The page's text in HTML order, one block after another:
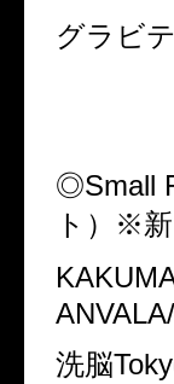
グラビ
◎Small
ト）※
ANVALA/
洗脳